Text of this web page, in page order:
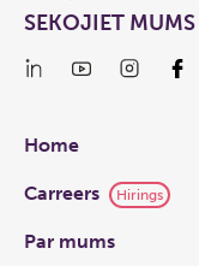
Links
Home
Carreers Hirings
Par mums
SEKOJIET MUMS